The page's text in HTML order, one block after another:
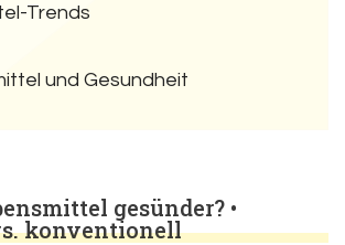
Trends
und Gesundheit
gesünder? •
konventionell